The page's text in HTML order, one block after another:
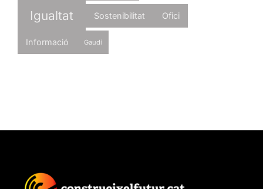
Igualtat Sostenibilitat Ofici
Informació Gaudí